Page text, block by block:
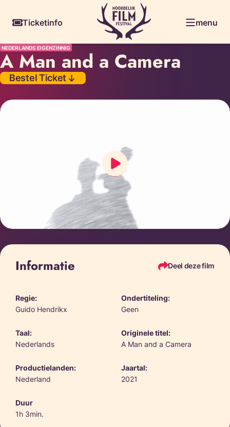
Ticketinfo
menu
NEDERLANDS EIGENZINNIG
A Man and a Camera
Bestel Ticket
Informatie Deel deze film
Regie:
Guido Hendrikx
Ondertiteling:
Geen
Taal:
Nederlands
Originele titel:
A Man and a Camera
Productielanden:
Nederland
Jaartal:
2021
Duur
1h 3min.